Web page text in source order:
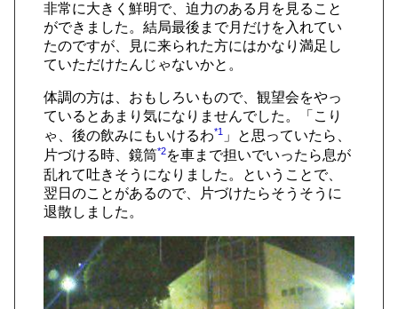
非常に大きく鮮明で、迫力のある月を見ること
ができました。結局最後まで月だけを入れてい
たのですが、見に来られた方にはかなり満足し
ていただけたんじゃないかと。
体調の方は、おもしろいもので、観望会をやっ
ているとあまり気になりませんでした。「こり
ゃ、後の飲みにもいけるわ*1 」と思っていたら、
片づける時、鏡筒*2を車まで担いでいったら息が
乱れて吐きそうになりました。ということで、
翌日のことがあるので、片づけたらそうそうに
退散しました。